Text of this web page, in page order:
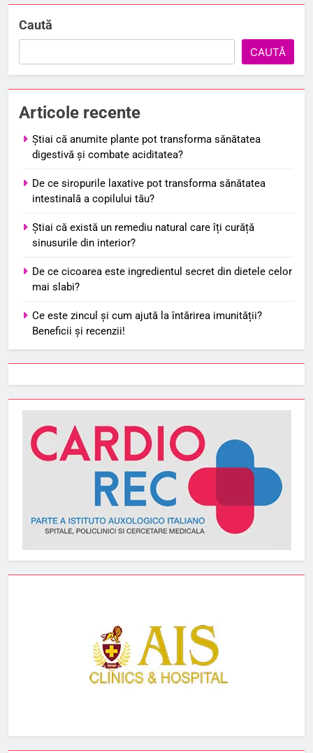
Caută
CAUTĂ
Articole recente
Știai că anumite plante pot transforma sănătatea
digestivă și combate aciditatea?
De ce siropurile laxative pot transforma sănătatea
intestinală a copilului tău?
Știai că există un remediu natural care îți curăță
sinusurile din interior?
De ce cicoarea este ingredientul secret din dietele celor
mai slabi?
Ce este zincul și cum ajută la întărirea imunității?
Beneficii și recenzii!